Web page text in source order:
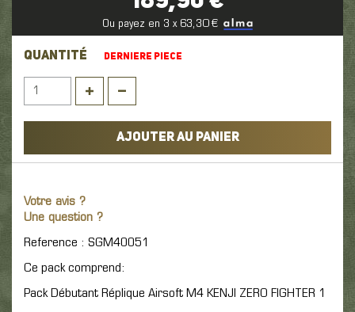
Ou payez en 3 x 63,30 €
QUANTITÉ DERNIERE PIECE
AJOUTER AU PANIER
Votre avis ?
Une question ?
Reference : SGM40051
Ce pack comprend:
Pack Débutant Réplique Airsoft M4 KENJI ZERO FIGHTER 1